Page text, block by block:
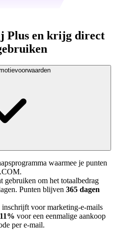
Plus en krijg direct
waarmee je punten
gebruiken om het totaalbedrag
Punten blijven 365 dagen
voor marketing-e-mails
voor een eenmalige aankoop
per e-mail.